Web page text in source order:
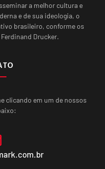
a melhor cultura e
e de sua ideologia, o
brasileiro, conforme os
Drucker.
clicando em um de nossos